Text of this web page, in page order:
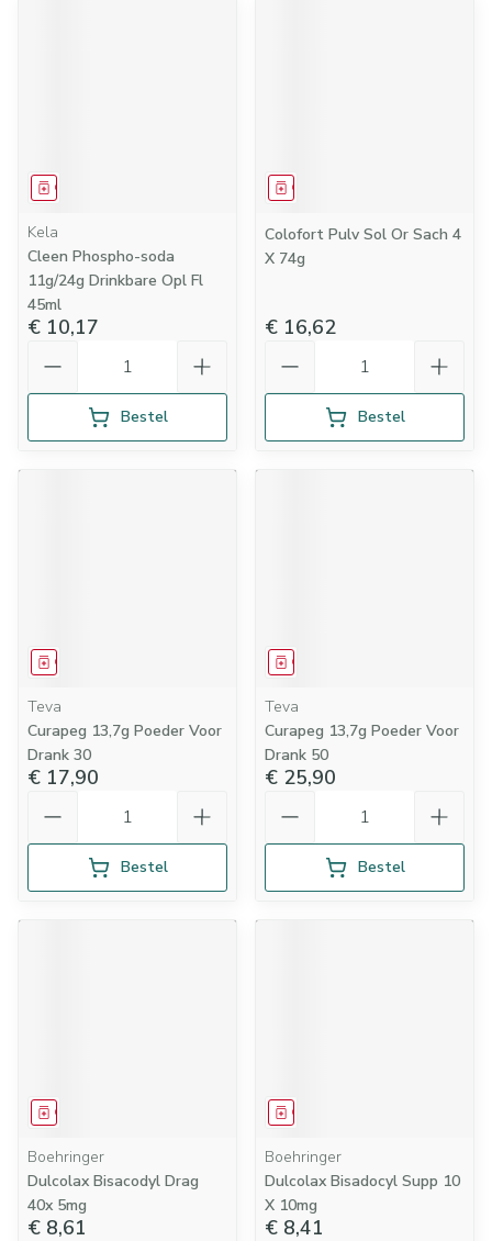
Geneesmiddel
Kela
Cleen Phospho-soda
11g/24g Drinkbare Opl Fl
45ml
€ 10,17
Bestel
Geneesmiddel
Colofort Pulv Sol Or Sach 4
X 74g
€ 16,62
Bestel
Geneesmiddel
Teva
Curapeg 13,7g Poeder Voor
Drank 30
€ 17,90
Bestel
Geneesmiddel
Teva
Curapeg 13,7g Poeder Voor
Drank 50
€ 25,90
Bestel
Geneesmiddel
Boehringer
Dulcolax Bisacodyl Drag
40x 5mg
€ 8,61
Geneesmiddel
Boehringer
Dulcolax Bisadocyl Supp 10
X 10mg
€ 8,41